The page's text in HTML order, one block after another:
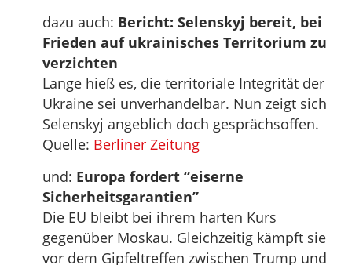
dazu auch: Bericht: Selenskyj bereit, bei
Frieden auf ukrainisches Territorium zu
verzichten
Lange hieß es, die territoriale Integrität der
Ukraine sei unverhandelbar. Nun zeigt sich
Selenskyj angeblich doch gesprächsoffen.
Quelle: Berliner Zeitung
und: Europa fordert “eiserne
Sicherheitsgarantien”
Die EU bleibt bei ihrem harten Kurs
gegenüber Moskau. Gleichzeitig kämpft sie
vor dem Gipfeltreffen zwischen Trump und